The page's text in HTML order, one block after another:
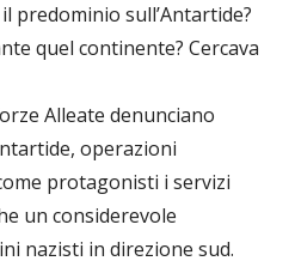
predominio sull’Antartide?
quel continente? Cercava
Alleate denunciano
operazioni
protagonisti i servizi
un considerevole
nazisti in direzione sud.